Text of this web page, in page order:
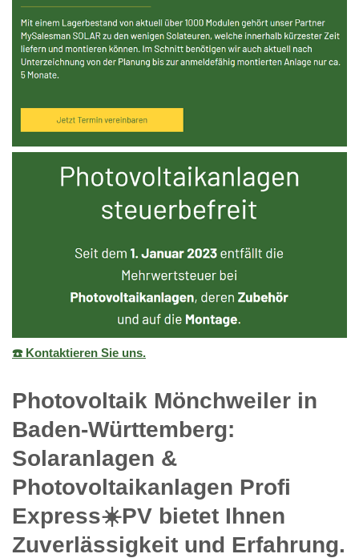
☎️ Kontaktieren Sie uns.
Photovoltaik Mönchweiler in
Baden-Württemberg:
Solaranlagen &
Photovoltaikanlagen Profi
Express☀️PV️ bietet Ihnen
Zuverlässigkeit und Erfahrung.